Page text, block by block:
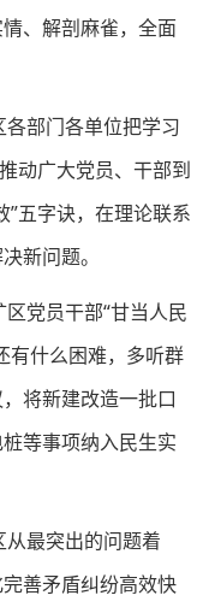
、解剖麻雀，全面
部门各单位把学习
动广大党员、干部到
”五字诀，在理论联系
新问题。
党员干部“甘当人民
有什么困难，多听群
将新建改造一批口
等事项纳入民生实
最突出的问题着
善矛盾纠纷高效快